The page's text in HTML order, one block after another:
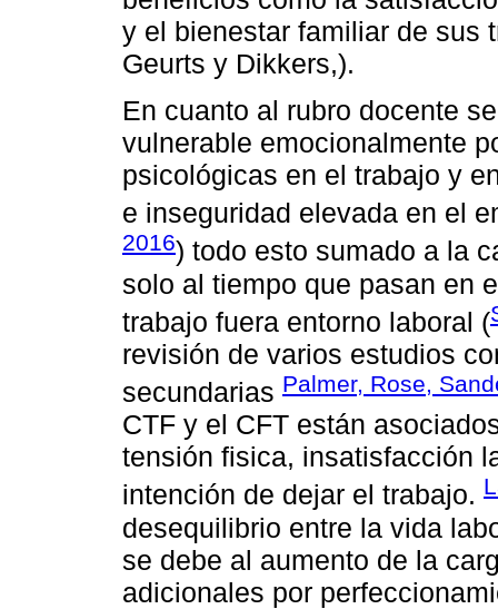
y el bienestar familiar de sus
Geurts y Dikkers,).
En cuanto al rubro docente
vulnerable emocionalmente
psicológicas en el trabajo y
e inseguridad elevada en el
2016) todo esto sumado a la
solo al tiempo que pasan en
trabajo fuera entorno laboral (
revisión de varios estudios
secundarias Palmer, Rose,
CTF y el CFT están
tensión fisica, insatisfacción
intención de dejar el trabajo.
desequilibrio entre la vida
se debe al aumento de la
adicionales por